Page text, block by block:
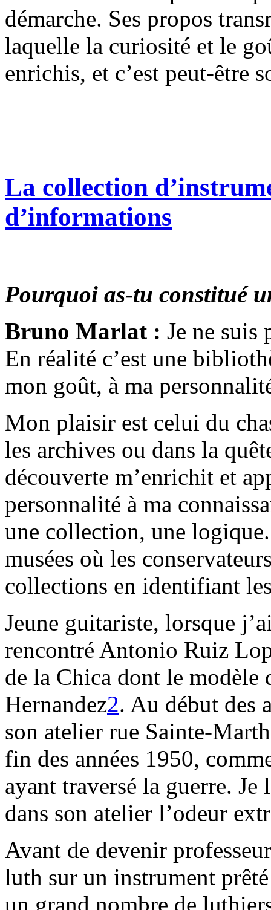
démarche. Ses propos
laquelle la curiosité et le
enrichis, et c’est peut-être
La collection
d’informations
Pourquoi as-tu constitué
Bruno Marlat : Je ne suis
En réalité c’est une
mon goût, à ma
Mon plaisir est celui du
les archives ou dans la
découverte m’enrichit et
personnalité à ma
une collection, une logique.
musées où les
collections en identifiant
Jeune guitariste, lorsque
rencontré Antonio Ruiz
de la Chica dont le modèle
Hernandez2. Au début des
son atelier rue Sainte-
fin des années 1950,
ayant traversé la guerre.
dans son atelier l’odeur
Avant de devenir
luth sur un instrument
un grand nombre de